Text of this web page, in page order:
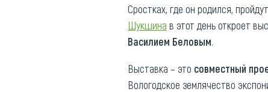
Сростках, где он родился, пройдут
Шукшина в этот день откроет
Василием Беловым.
Выставка – это совместный
Вологодское землячество